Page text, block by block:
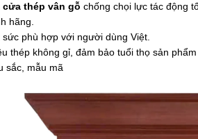
thép vân gỗ chống chọi lực tác động
hãng.
phù hợp với người dùng Việt.
thép không gỉ, đảm bảo tuổi thọ sản phẩm
sắc, mẫu mã